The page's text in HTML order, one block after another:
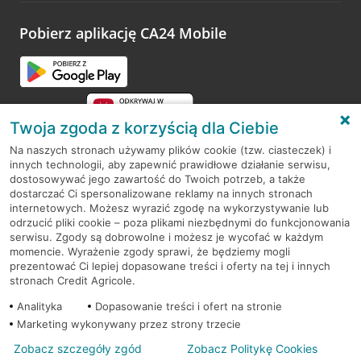
opinie.
Pobierz aplikację CA24 Mobile
RODO
Regulamin serwisu
Mapa serwisu
PolitykaCookies
© 2026 Credit Agricole Bank Polska S.A. Wszelkie prawa zastrzeżone
Twoja zgoda z korzyścią dla Ciebie
Na naszych stronach używamy plików cookie (tzw. ciasteczek) i
innych technologii, aby zapewnić prawidłowe działanie serwisu,
dostosowywać jego zawartość do Twoich potrzeb, a także
dostarczać Ci spersonalizowane reklamy na innych stronach
internetowych. Możesz wyrazić zgodę na wykorzystywanie lub
odrzucić pliki cookie – poza plikami niezbędnymi do funkcjonowania
serwisu. Zgody są dobrowolne i możesz je wycofać w każdym
momencie. Wyrażenie zgody sprawi, że będziemy mogli
prezentować Ci lepiej dopasowane treści i oferty na tej i innych
stronach Credit Agricole.
Analityka
Dopasowanie treści i ofert na stronie
Marketing wykonywany przez strony trzecie
Zobacz szczegóły zgód Zobacz Politykę Cookies